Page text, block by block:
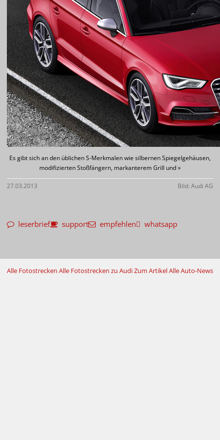
Es gibt sich an den üblichen S-Merkmalen wie silbernen Spiegelgehäusen,
modifizierten Stoßfängern, markanterem Grill und »
27.03.2013 Bild: Audi AG
leserbrief support empfehlen whatsapp
Alle Fotostrecken Alle Fotostrecken zu AudiZum ArtikelAlle Auto-News